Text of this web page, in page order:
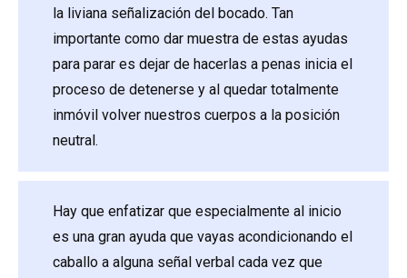
la liviana señalización del bocado. Tan
importante como dar muestra de estas ayudas
para parar es dejar de hacerlas a penas inicia el
proceso de detenerse y al quedar totalmente
inmóvil volver nuestros cuerpos a la posición
neutral.
Hay que enfatizar que especialmente al inicio
es una gran ayuda que vayas acondicionando el
caballo a alguna señal verbal cada vez que